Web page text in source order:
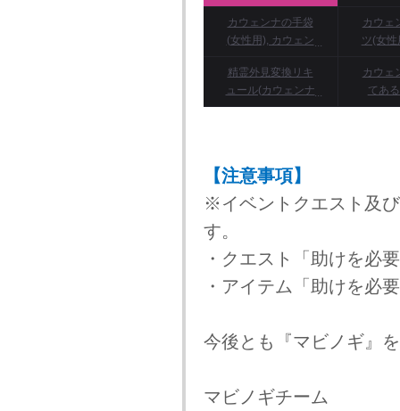
カウェンナの手袋
(女性用), カウェン
カウェ
ツ(女性
精霊外見変換リキ
ュール(カウェンナ
の能力)
カウェ
てあ
【注意事項】
※イベントクエスト及
す。
・クエスト「助けを必
・アイテム「助けを必
今後とも『マビノギ』
マビノギチーム